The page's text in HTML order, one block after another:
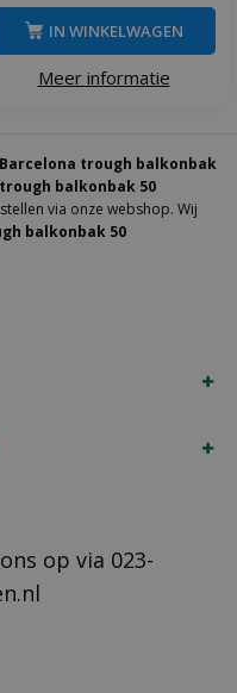
Meer informatie
IN WINKELWAGEN
trough balkonbak
balkonbak 50
via onze webshop. Wij
balkonbak 50
op via 023-